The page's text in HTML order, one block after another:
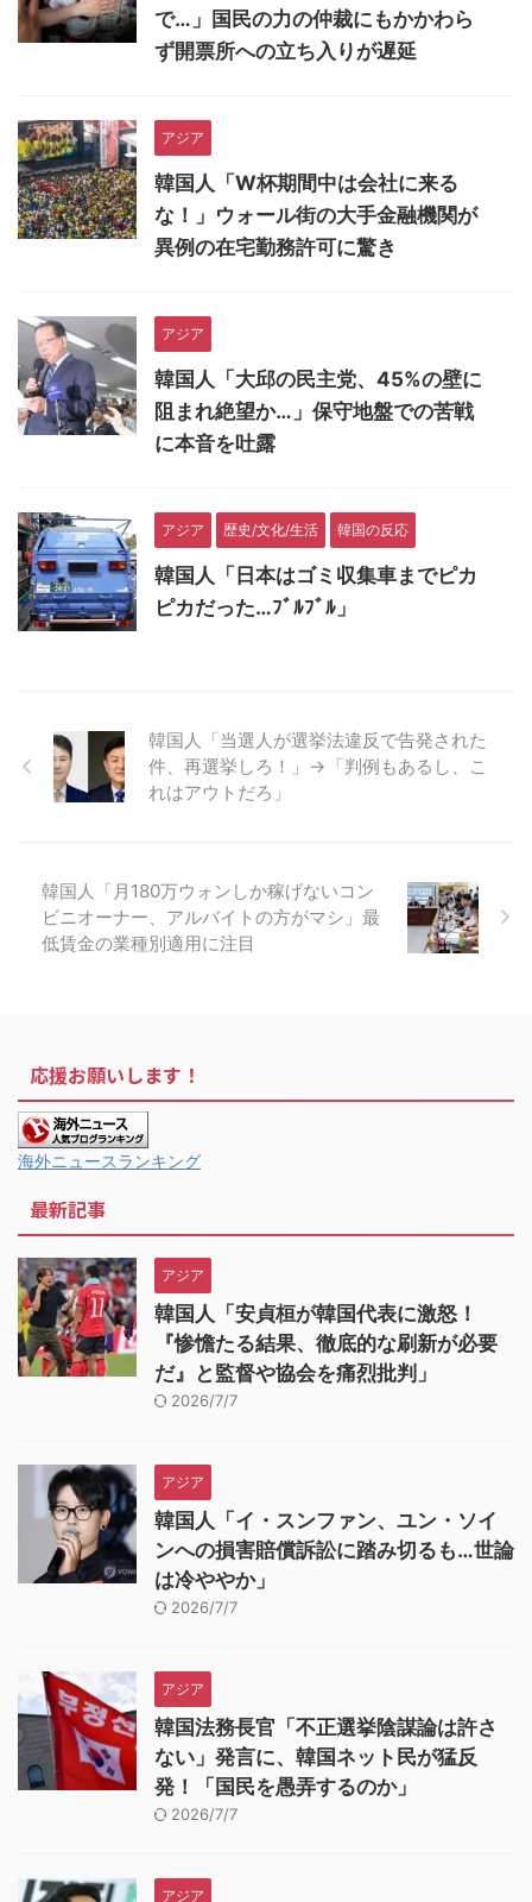
で…」国民の力の仲裁にもかかわら
ず開票所への立ち入りが遅延
アジア
韓国人「W杯期間中は会社に来る
な！」ウォール街の大手金融機関が
異例の在宅勤務許可に驚き
アジア
韓国人「大邱の民主党、45%の壁に
阻まれ絶望か…」保守地盤での苦戦
に本音を吐露
アジア 歴史/文化/生活 韓国の反応
韓国人「日本はゴミ収集車までピカ
ピカだった…ﾌﾞﾙﾌﾞﾙ」
韓国人「当選人が選挙法違反で告発された
件、再選挙しろ！」→「判例もあるし、こ
れはアウトだろ」
韓国人「月180万ウォンしか稼げないコン
ビニオーナー、アルバイトの方がマシ」最
低賃金の業種別適用に注目
応援お願いします！
海外ニュースランキング
最新記事
アジア
韓国人「安貞桓が韓国代表に激怒！
『惨憺たる結果、徹底的な刷新が必要
だ』と監督や協会を痛烈批判」
2026/7/7
アジア
韓国人「イ・スンファン、ユン・ソイ
ンへの損害賠償訴訟に踏み切るも…世論
は冷ややか」
2026/7/7
アジア
韓国法務長官「不正選挙陰謀論は許さ
ない」発言に、韓国ネット民が猛反
発！「国民を愚弄するのか」
2026/7/7
アジア